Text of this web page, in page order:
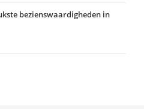
bezienswaardigheden in